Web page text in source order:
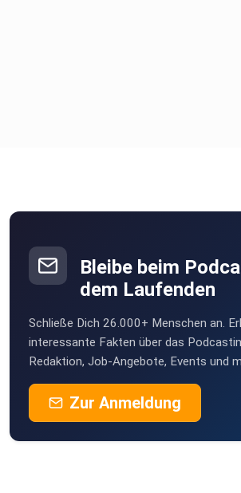
Bleibe beim
dem Laufenden
Schließe Dich 26.000+ Menschen an.
interessante Fakten über das
Redaktion, Job-Angebote, Events und
Zur Anmeldung